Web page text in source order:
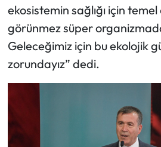
ekosistemin sağlığı için
görünmez süper
Geleceğimiz için bu ekolojik
zorundayız” dedi.